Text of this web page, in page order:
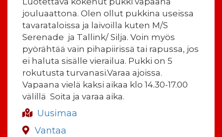
jouluaattona. Olen ollut pukkina useissa
tavarataloissa ja laivoilla kuten M/S
Serenade ja Tallink/ Silja. Voin myös
pyörähtää vain pihapiirissä tai rapussa, jos
ei haluta sisälle vierailua. Pukki on 5
rokutusta turvanasi.Varaa ajoissa.
Vapaana vielä kaksi aikaa klo 14.30-17.00
välillä Soita ja varaa aika.
Uusimaa
Vantaa